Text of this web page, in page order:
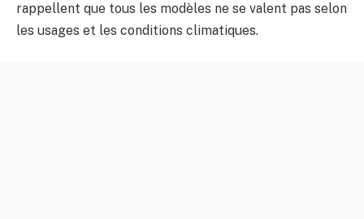
rappellent que tous les modèles ne se valent pas selon
les usages et les conditions climatiques.